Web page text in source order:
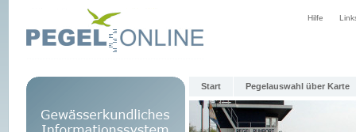
Hilfe
Start Pegelauswahl über Karte